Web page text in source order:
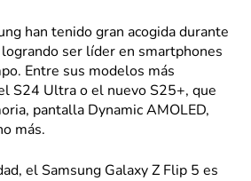
han tenido gran acogida durante
ser líder en smartphones
Entre sus modelos más
S24 Ultra o el nuevo S25+, que
pantalla Dynamic AMOLED,
más.
el Samsung Galaxy Z Flip 5 es